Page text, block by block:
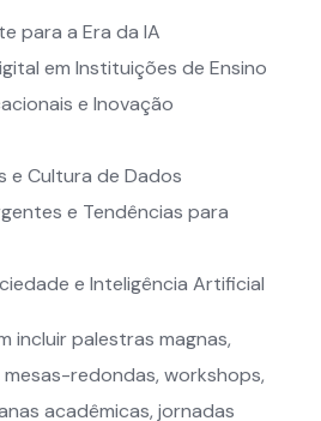
para a Era da IA
em Instituições de Ensino
e Inovação
e Cultura de Dados
e Tendências para
e Inteligência Artificial
incluir palestras magnas,
redondas, workshops,
acadêmicas, jornadas